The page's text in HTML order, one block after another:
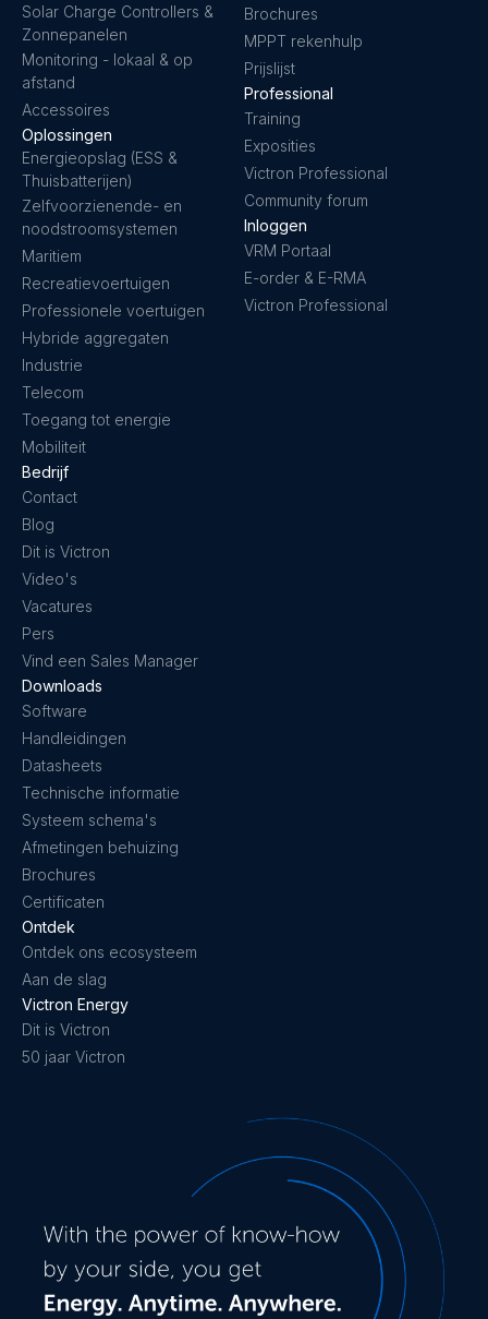
Solar Charge Controllers &
Zonnepanelen
Monitoring - lokaal & op
afstand
Accessoires
Ontdek
Ontdek ons ecosysteem
Aan de slag
Victron Energy
Dit is Victron
50 jaar Victron
Downloads
Software
Handleidingen
Datasheets
Technische informatie
Systeem schema's
Afmetingen behuizing
Brochures
Certificaten
Oplossingen
Energieopslag (ESS &
Thuisbatterijen)
Zelfvoorzienende- en
noodstroomsystemen
Maritiem
Recreatievoertuigen
Professionele voertuigen
Hybride aggregaten
Industrie
Telecom
Toegang tot energie
Mobiliteit
Bedrijf
Contact
Blog
Dit is Victron
Video's
Vacatures
Pers
Vind een Sales Manager
Brochures
MPPT rekenhulp
Prijslijst
Professional
Training
Exposities
Victron Professional
Community forum
Inloggen
VRM Portaal
E-order & E-RMA
Victron Professional